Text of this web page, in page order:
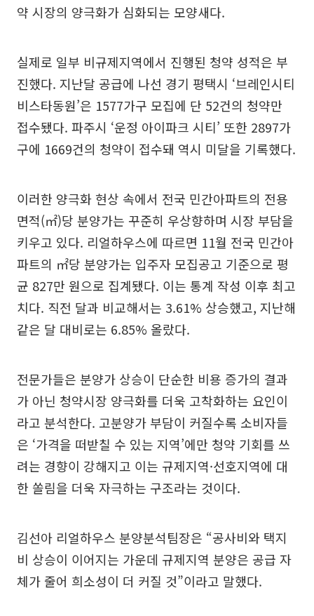
약 시장의 양극화가 심화되는 모양새다.
실제로 일부 비규제지역에서 진행된 청약 성적은 부
진했다. 지난달 공급에 나선 경기 평택시 ‘브레인시티
비스타동원’은 1577가구 모집에 단 52건의 청약만
접수됐다. 파주시 ‘운정 아이파크 시티’ 또한 2897가
구에 1669건의 청약이 접수돼 역시 미달을 기록했다.
이러한 양극화 현상 속에서 전국 민간아파트의 전용
면적(㎡)당 분양가는 꾸준히 우상향하며 시장 부담을
키우고 있다. 리얼하우스에 따르면 11월 전국 민간아
파트의 ㎡당 분양가는 입주자 모집공고 기준으로 평
균 827만 원으로 집계됐다. 이는 통계 작성 이후 최고
치다. 직전 달과 비교해서는 3.61% 상승했고, 지난해
같은 달 대비로는 6.85% 올랐다.
전문가들은 분양가 상승이 단순한 비용 증가의 결과
가 아닌 청약시장 양극화를 더욱 고착화하는 요인이
라고 분석한다. 고분양가 부담이 커질수록 소비자들
은 ‘가격을 떠받칠 수 있는 지역’에만 청약 기회를 쓰
려는 경향이 강해지고 이는 규제지역·선호지역에 대
한 쏠림을 더욱 자극하는 구조라는 것이다.
김선아 리얼하우스 분양분석팀장은 “공사비와 택지
비 상승이 이어지는 가운데 규제지역 분양은 공급 자
체가 줄어 희소성이 더 커질 것”이라고 말했다.